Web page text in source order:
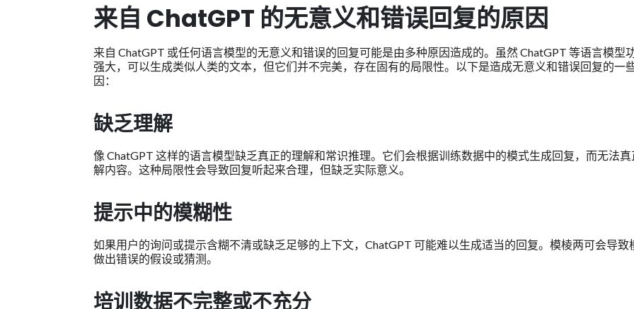
来自 ChatGPT 的无意义和错误回复的原因
来自 ChatGPT 或任何语言模型的无意义和错误的回复可能是由多种原因造成的。虽然 ChatGPT 等语言模型
强大，可以生成类似人类的文本，但它们并不完美，存在固有的局限性。以下是造成无意义和错误回复的一
因：
缺乏理解
像 ChatGPT 这样的语言模型缺乏真正的理解和常识推理。它们会根据训练数据中的模式生成回复，而无法真
解内容。这种局限性会导致回复听起来合理，但缺乏实际意义。
提示中的模糊性
如果用户的询问或提示含糊不清或缺乏足够的上下文，ChatGPT 可能难以生成适当的回复。模棱两可会导致
做出错误的假设或猜测。
培训数据不完整或不充分